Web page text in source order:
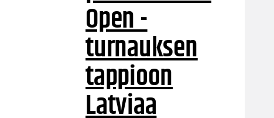
Open -
turnauksen
tappioon
Latviaa